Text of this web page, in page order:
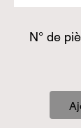
N° de